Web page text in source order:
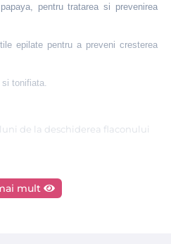
pentru tratarea si prevenirea
epilate pentru a preveni cresterea
tonifiata.
de la deschiderea flaconului
de unică folosinţă - ROIAL
mult